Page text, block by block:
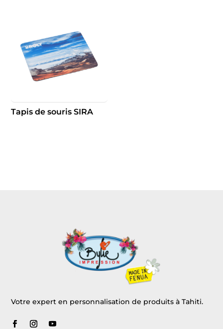
Tapis de souris SIRA
Votre expert en personnalisation de produits à Tahiti.